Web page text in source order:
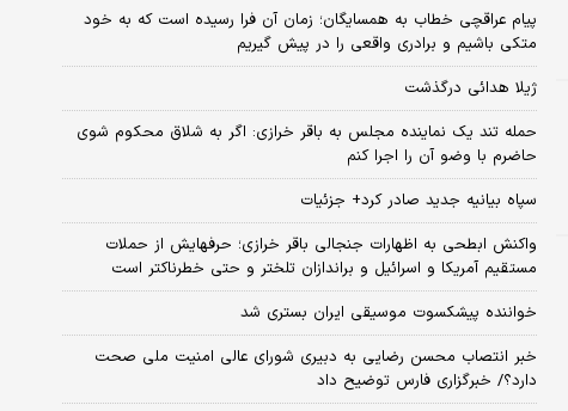
پیام عراقچی خطاب به همسایگان؛ زمان آن فرا رسیده است که به خود
متکی باشیم و برادری واقعی را در پیش گیریم
ژیلا هدائی درگذشت
حمله تند یک نماینده مجلس به باقر خرازی: اگر به شلاق محکوم شوی
حاضرم با وضو آن را اجرا کنم
سپاه بیانیه جدید صادر کرد+ جزئیات
واکنش ابطحی به اظهارات جنجالی باقر خرازی؛ حرفهایش از حملات
مستقیم آمریکا و اسرائیل و براندازان تلختر و حتی خطرناکتر است
خواننده پیشکسوت موسیقی ایران بستری شد
خبر انتصاب محسن رضایی به دبیری شورای عالی امنیت ملی صحت
دارد؟/ خبرگزاری فارس توضیح داد